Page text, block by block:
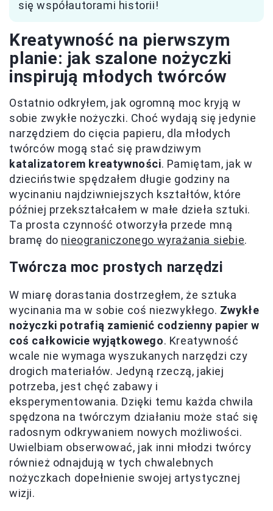
się współautorami historii!
Kreatywność na pierwszym
planie: jak szalone nożyczki
inspirują młodych twórców
Ostatnio odkryłem, jak ogromną moc kryją w
sobie zwykłe nożyczki. Choć wydają się jedynie
narzędziem do cięcia papieru, dla młodych
twórców mogą stać się prawdziwym
katalizatorem kreatywności. Pamiętam, jak w
dzieciństwie spędzałem długie godziny na
wycinaniu najdziwniejszych kształtów, które
później przekształcałem w małe dzieła sztuki.
Ta prosta czynność otworzyła przede mną
bramę do nieograniczonego wyrażania siebie.
Twórcza moc prostych narzędzi
W miarę dorastania dostrzegłem, że sztuka
wycinania ma w sobie coś niezwykłego. Zwykłe
nożyczki potrafią zamienić codzienny papier w
coś całkowicie wyjątkowego. Kreatywność
wcale nie wymaga wyszukanych narzędzi czy
drogich materiałów. Jedyną rzeczą, jakiej
potrzeba, jest chęć zabawy i
eksperymentowania. Dzięki temu każda chwila
spędzona na twórczym działaniu może stać się
radosnym odkrywaniem nowych możliwości.
Uwielbiam obserwować, jak inni młodzi twórcy
również odnajdują w tych chwalebnych
nożyczkach dopełnienie swojej artystycznej
wizji.